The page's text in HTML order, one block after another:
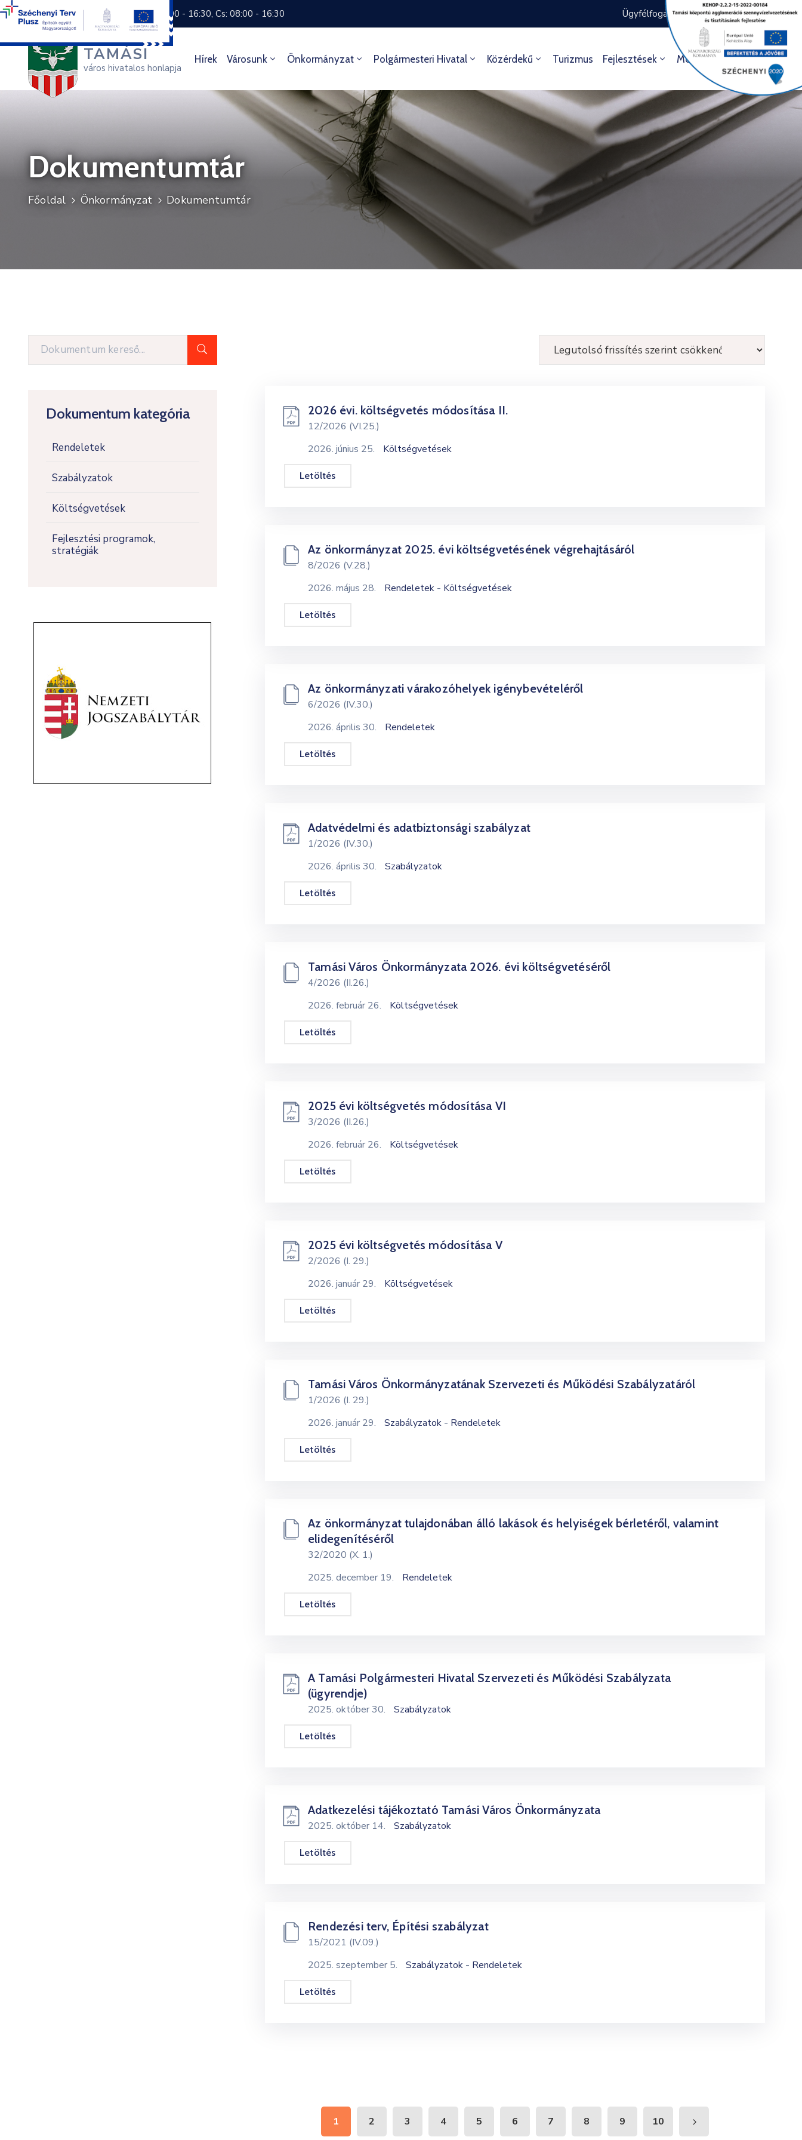
+36 74 570 800 H: 8:00 - 16:30, Cs: 08:00 - 16:30 Ügyfélfogadás rendje Ügyintézés
TAMÁSI
város hivatalos honlapja
Hírek Városunk Önkormányzat Polgármesteri Hivatal Közérdekű Turizmus Fejlesztések Média Kultúra
Dokumentumtár
Főoldal Önkormányzat Dokumentumtár
Dokumentum kategória
Rendeletek
Szabályzatok
Költségvetések
Fejlesztési programok,
stratégiák
2026 évi. költségvetés módosítása II.
12/2026 (VI.25.)
2026. június 25.
Költségvetések
Letöltés
Az önkormányzat 2025. évi költségvetésének végrehajtásáról
8/2026 (V.28.)
2026. május 28.
Rendeletek - Költségvetések
Letöltés
Az önkormányzati várakozóhelyek igénybevételéről
6/2026 (IV.30.)
2026. április 30.
Rendeletek
Letöltés
Adatvédelmi és adatbiztonsági szabályzat
1/2026 (IV.30.)
2026. április 30.
Szabályzatok
Letöltés
Tamási Város Önkormányzata 2026. évi költségvetéséről
4/2026 (II.26.)
2026. február 26.
Költségvetések
Letöltés
2025 évi költségvetés módosítása VI
3/2026 (II.26.)
2026. február 26.
Költségvetések
Letöltés
2025 évi költségvetés módosítása V
2/2026 (I. 29.)
2026. január 29.
Költségvetések
Letöltés
Tamási Város Önkormányzatának Szervezeti és Működési Szabályzatáról
1/2026 (I. 29.)
2026. január 29.
Szabályzatok - Rendeletek
Letöltés
Az önkormányzat tulajdonában álló lakások és helyiségek bérletéről, valamint
elidegenítéséről
32/2020 (X. 1.)
2025. december 19.
Rendeletek
Letöltés
A Tamási Polgármesteri Hivatal Szervezeti és Működési Szabályzata
(ügyrendje)
2025. október 30. Szabályzatok
Letöltés
Adatkezelési tájékoztató Tamási Város Önkormányzata
2025. október 14. Szabályzatok
Letöltés
Rendezési terv, Építési szabályzat
15/2021 (IV.09.)
2025. szeptember 5.
Szabályzatok - Rendeletek
Letöltés
1 2 3 4 5 6 7 8 9 10